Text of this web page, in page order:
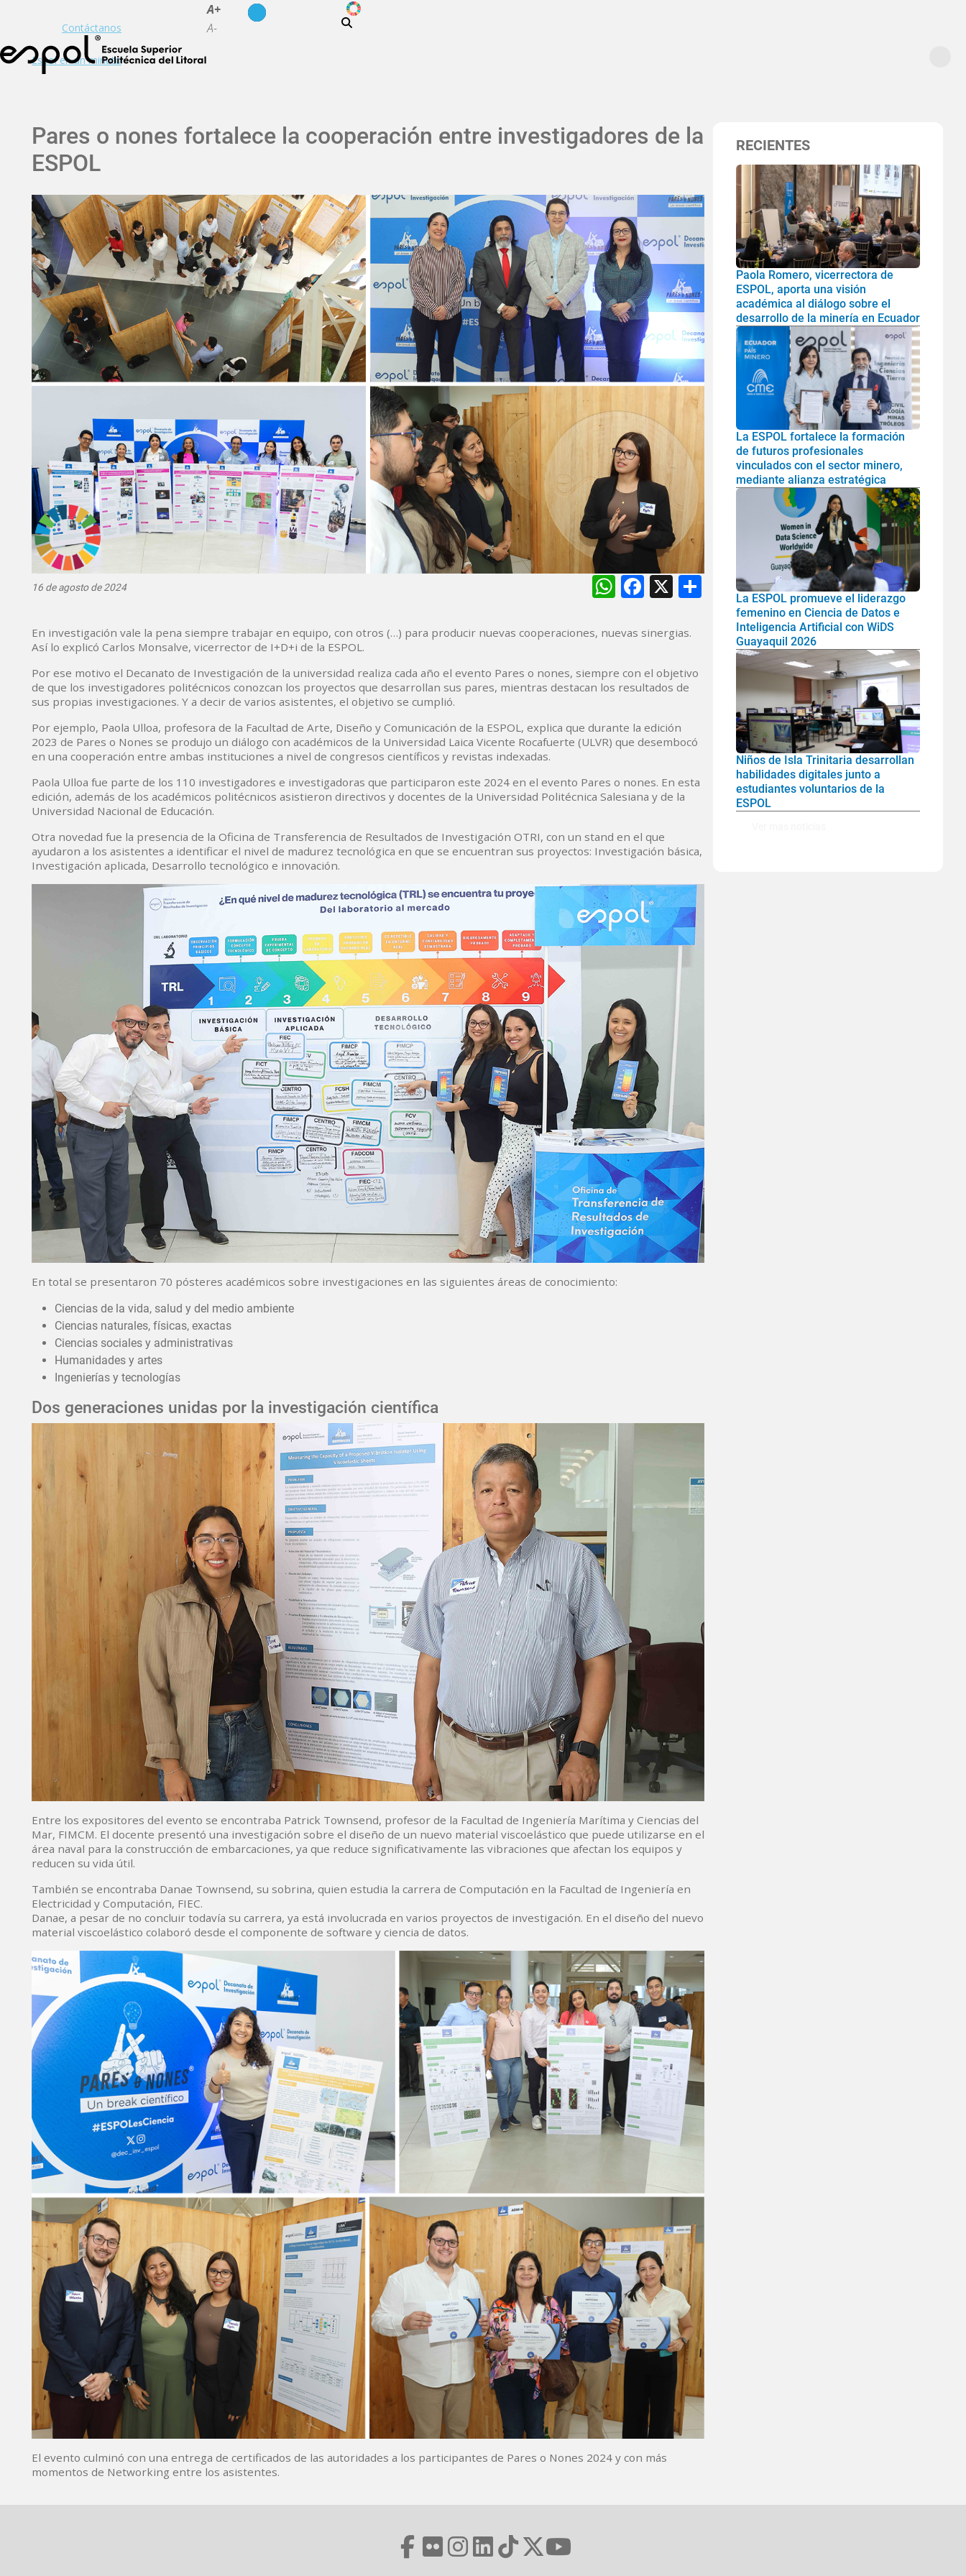
Contáctanos
Espol en un minuto
A+
A-
ODS
Pares o nones fortalece la cooperación entre investigadores de la
ESPOL
16 de agosto de 2024 WhatsApp
Facebook
X Share
En investigación vale la pena siempre trabajar en equipo, con otros (…) para producir nuevas cooperaciones, nuevas sinergias.
Así lo explicó Carlos Monsalve, vicerrector de I+D+i de la ESPOL.
Por ese motivo el Decanato de Investigación de la universidad realiza cada año el evento Pares o nones, siempre con el objetivo
de que los investigadores politécnicos conozcan los proyectos que desarrollan sus pares, mientras destacan los resultados de
sus propias investigaciones. Y a decir de varios asistentes, el objetivo se cumplió.
Por ejemplo, Paola Ulloa, profesora de la Facultad de Arte, Diseño y Comunicación de la ESPOL, explica que durante la edición
2023 de Pares o Nones se produjo un diálogo con académicos de la Universidad Laica Vicente Rocafuerte (ULVR) que desembocó
en una cooperación entre ambas instituciones a nivel de congresos científicos y revistas indexadas.
Paola Ulloa fue parte de los 110 investigadores e investigadoras que participaron este 2024 en el evento Pares o nones. En esta
edición, además de los académicos politécnicos asistieron directivos y docentes de la Universidad Politécnica Salesiana y de la
Universidad Nacional de Educación.
Otra novedad fue la presencia de la Oficina de Transferencia de Resultados de Investigación OTRI, con un stand en el que
ayudaron a los asistentes a identificar el nivel de madurez tecnológica en que se encuentran sus proyectos: Investigación básica,
Investigación aplicada, Desarrollo tecnológico e innovación.
En total se presentaron 70 pósteres académicos sobre investigaciones en las siguientes áreas de conocimiento:
Ciencias de la vida, salud y del medio ambiente
Ciencias naturales, físicas, exactas
Ciencias sociales y administrativas
Humanidades y artes
Ingenierías y tecnologías
Dos generaciones unidas por la investigación científica
Entre los expositores del evento se encontraba Patrick Townsend, profesor de la Facultad de Ingeniería Marítima y Ciencias del
Mar, FIMCM. El docente presentó una investigación sobre el diseño de un nuevo material viscoelástico que puede utilizarse en el
área naval para la construcción de embarcaciones, ya que reduce significativamente las vibraciones que afectan los equipos y
reducen su vida útil.
También se encontraba Danae Townsend, su sobrina, quien estudia la carrera de Computación en la Facultad de Ingeniería en
Electricidad y Computación, FIEC.
Danae, a pesar de no concluir todavía su carrera, ya está involucrada en varios proyectos de investigación. En el diseño del nuevo
material viscoelástico colaboró desde el componente de software y ciencia de datos.
El evento culminó con una entrega de certificados de las autoridades a los participantes de Pares o Nones 2024 y con más
momentos de Networking entre los asistentes.
RECIENTES
Paola Romero, vicerrectora de
ESPOL, aporta una visión
académica al diálogo sobre el
desarrollo de la minería en Ecuador
La ESPOL fortalece la formación
de futuros profesionales
vinculados con el sector minero,
mediante alianza estratégica
La ESPOL promueve el liderazgo
femenino en Ciencia de Datos e
Inteligencia Artificial con WiDS
Guayaquil 2026
Niños de Isla Trinitaria desarrollan
habilidades digitales junto a
estudiantes voluntarios de la
ESPOL